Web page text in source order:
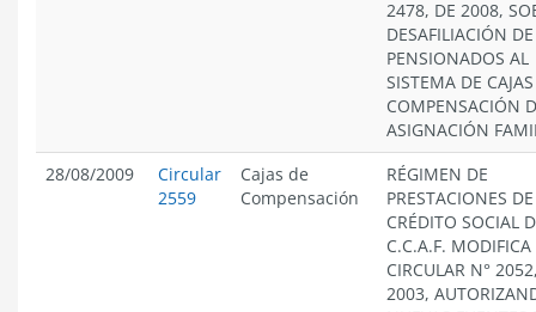
2478, DE 2008,
DESAFILIACIÓN DE
PENSIONADOS AL
SISTEMA DE
COMPENSACIÓN
ASIGNACIÓN
28/08/2009
Circular
2559
Cajas de
Compensación
RÉGIMEN DE
PRESTACIONES DE
CRÉDITO SOCIAL
C.C.A.F. MODIFICA
CIRCULAR N°
2003,